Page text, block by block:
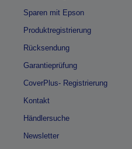
Sparen mit Epson
Produktregistrierung
Rücksendung
Garantieprüfung
CoverPlus- Registrierung
Kontakt
Händlersuche
Newsletter